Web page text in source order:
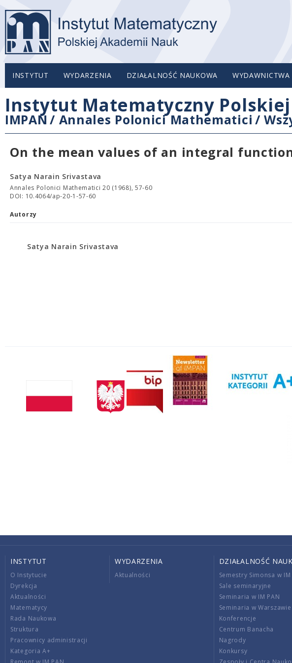
INSTYTUT WYDARZENIA DZIAŁALNOŚĆ NAUKOWA WYDAWNICTWA
Instytut Matematyczny
IMPAN / Annales Polonici Mathematici /
On the mean values of an integral
Satya Narain Srivastava
Annales Polonici Mathematici 20 (1968), 57-60
DOI: 10.4064/ap-20-1-57-60
Autorzy
Satya Narain Srivastava
INSTYTUT
O Instytucie
Dyrekcja
Aktualności
Matematycy
Rada Naukowa
Struktura
Pracownicy administracji
Kategoria A+
WYDARZENIA
Aktualności
DZIAŁALNOŚĆ
Semestry Simonsa w IM
Sale seminaryjne
Seminaria w IM PAN
Seminaria w Warszawie
Konferencje
Centrum Banacha
Nagrody
Konkursy